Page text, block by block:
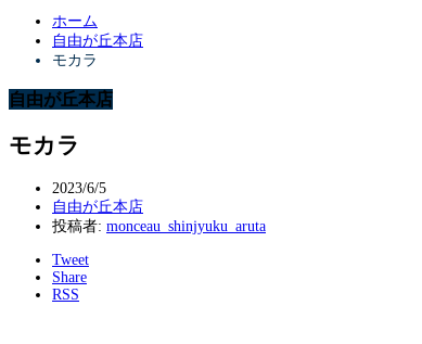
ホーム
自由が丘本店
モカラ️
自由が丘本店
モカラ️
2023/6/5
自由が丘本店
投稿者: monceau_shinjyuku_aruta
Tweet
Share
RSS